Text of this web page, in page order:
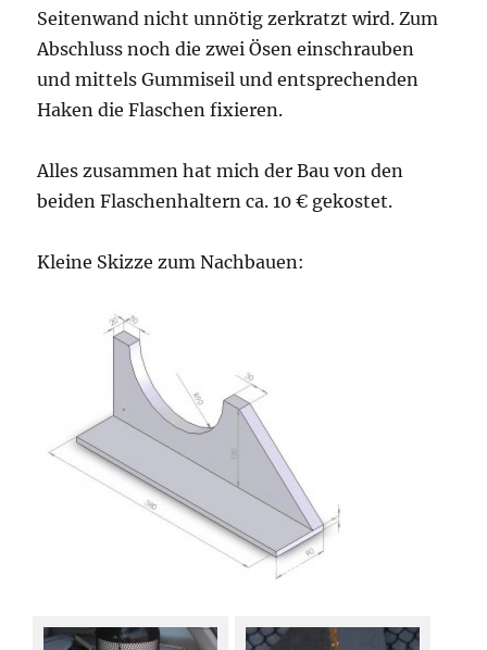
Seitenwand nicht unnötig zerkratzt wird. Zum
Abschluss noch die zwei Ösen einschrauben
und mittels Gummiseil und entsprechenden
Haken die Flaschen fixieren.
Alles zusammen hat mich der Bau von den
beiden Flaschenhaltern ca. 10 € gekostet.
Kleine Skizze zum Nachbauen: